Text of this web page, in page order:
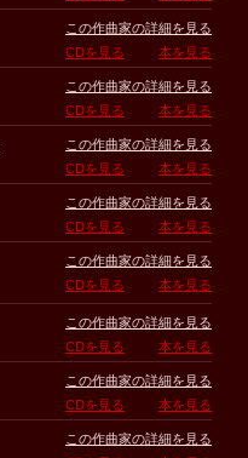
この作曲家の詳細を見る
CDを見る
本を見る
この作曲家の詳細を見る
CDを見る
本を見る
この作曲家の詳細を見る
CDを見る
本を見る
この作曲家の詳細を見る
CDを見る
本を見る
この作曲家の詳細を見る
CDを見る
本を見る
この作曲家の詳細を見る
CDを見る
本を見る
この作曲家の詳細を見る
CDを見る
本を見る
この作曲家の詳細を見る